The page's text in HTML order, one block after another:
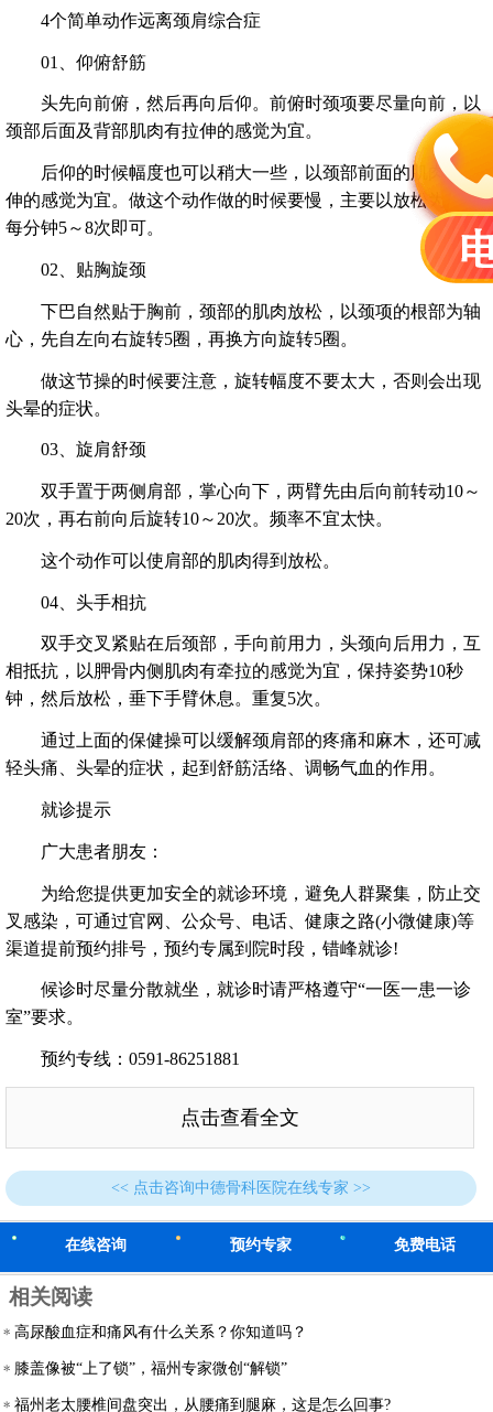
4个简单动作远离颈肩综合症
01、仰俯舒筋
头先向前俯，然后再向后仰。前俯时颈项要尽量向前，以
颈部后面及背部肌肉有拉伸的感觉为宜。
后仰的时候幅度也可以稍大一些，以颈部前面的肌肉有拉
伸的感觉为宜。做这个动作做的时候要慢，主要以放松为主。
每分钟5～8次即可。
02、贴胸旋颈
下巴自然贴于胸前，颈部的肌肉放松，以颈项的根部为轴
心，先自左向右旋转5圈，再换方向旋转5圈。
做这节操的时候要注意，旋转幅度不要太大，否则会出现
头晕的症状。
03、旋肩舒颈
双手置于两侧肩部，掌心向下，两臂先由后向前转动10～
20次，再右前向后旋转10～20次。频率不宜太快。
这个动作可以使肩部的肌肉得到放松。
04、头手相抗
双手交叉紧贴在后颈部，手向前用力，头颈向后用力，互
相抵抗，以胛骨内侧肌肉有牵拉的感觉为宜，保持姿势10秒
钟，然后放松，垂下手臂休息。重复5次。
通过上面的保健操可以缓解颈肩部的疼痛和麻木，还可减
轻头痛、头晕的症状，起到舒筋活络、调畅气血的作用。
就诊提示
广大患者朋友：
为给您提供更加安全的就诊环境，避免人群聚集，防止交
叉感染，可通过官网、公众号、电话、健康之路(小微健康)等
渠道提前预约排号，预约专属到院时段，错峰就诊!
候诊时尽量分散就坐，就诊时请严格遵守“一医一患一诊
室”要求。
预约专线：0591-86251881
点击查看全文
<< 点击咨询中德骨科医院在线专家 >>
在线咨询 预约专家 免费电话
相关阅读
高尿酸血症和痛风有什么关系？你知道吗？
膝盖像被“上了锁”，福州专家微创“解锁”
福州老太腰椎间盘突出，从腰痛到腿麻，这是怎么回事?